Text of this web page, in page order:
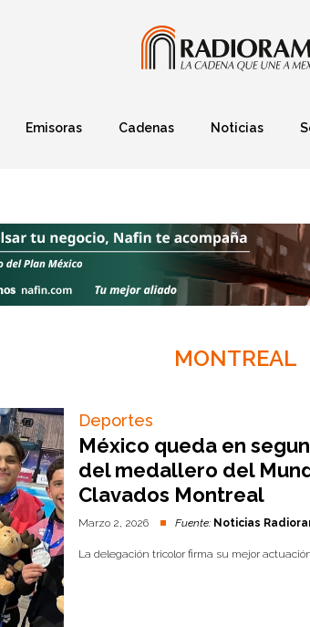
Emisoras Cadenas Noticias
MONTREAL
Deportes
México queda en
del medallero del
Clavados Montreal
Marzo 2, 2026 Fuente: Noticias
La delegación tricolor firma su mejor